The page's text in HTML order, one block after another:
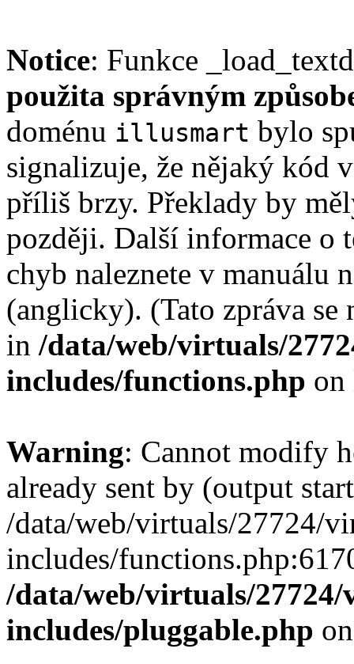
Notice: Funkce
použita správným
doménu illusmart bylo
signalizuje, že nějaký kód
příliš brzy. Překlady by
později. Další informace o
chyb naleznete v manuálu
(anglicky). (Tato zpráva se
in /data/web/virtuals/
includes/functions.php
Warning: Cannot modify
already sent by (output
/data/web/virtuals/27724/
includes/
/data/web/virtuals/
includes/pluggable.php